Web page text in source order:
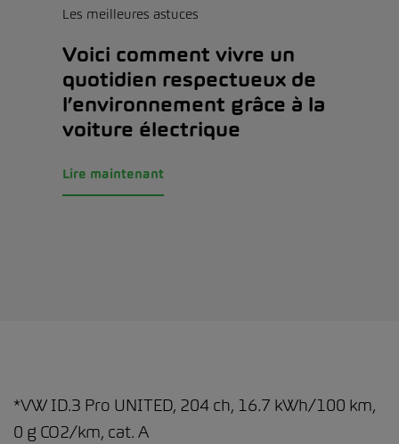
Les meilleures astuces
Voici comment vivre un
quotidien respectueux de
l’environnement grâce à la
voiture électrique
Lire maintenant
*VW ID.3 Pro UNITED, 204 ch, 16.7 kWh/100 km,
0 g CO2/km, cat. A